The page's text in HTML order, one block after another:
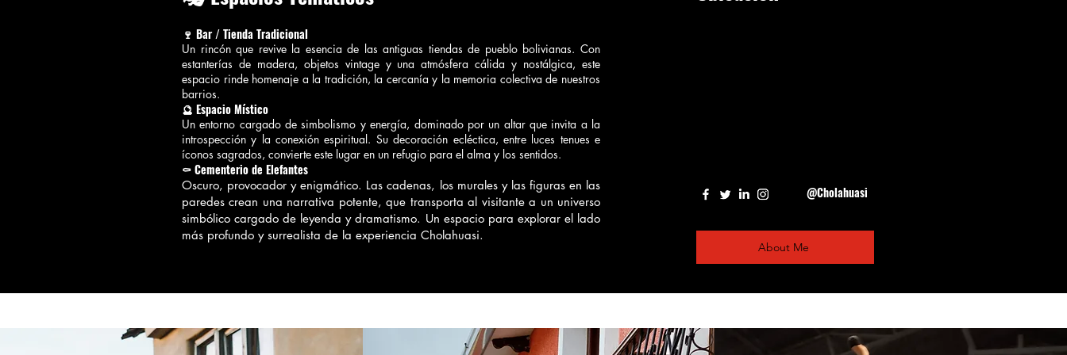
🍷 Bar / Tienda Tradicional
Un rincón que revive la esencia de las antiguas tiendas de pueblo bolivianas. Con
estanterías de madera, objetos vintage y una atmósfera cálida y nostálgica, este
espacio rinde homenaje a la tradición, la cercanía y la memoria colectiva de nuestros
barrios.
🔮 Espacio Místico
Un entorno cargado de simbolismo y energía, dominado por un altar que invita a la
introspección y la conexión espiritual. Su decoración ecléctica, entre luces tenues e
íconos sagrados, convierte este lugar en un refugio para el alma y los sentidos.
⚰️ Cementerio de Elefantes
Oscuro, provocador y enigmático. Las cadenas, los murales y las figuras en las
paredes crean una narrativa potente, que transporta al visitante a un universo
simbólico cargado de leyenda y dramatismo. Un espacio para explorar el lado
más profundo y surrealista de la experiencia Cholahuasi.
@Cholahuasi
About Me